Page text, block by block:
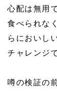
心配は無用
食べられな
らにおいし
チャレンジ
噂の検証の